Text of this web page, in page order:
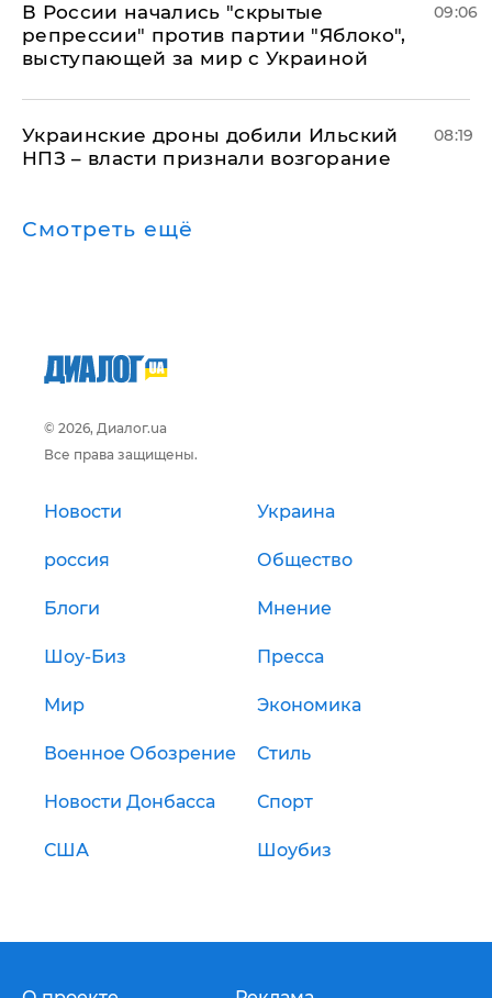
В России начались "скрытые
репрессии" против партии "Яблоко",
выступающей за мир с Украиной
09:06
Украинские дроны добили Ильский
НПЗ – власти признали возгорание
08:19
Смотреть ещё
© 2026, Диалог.ua
Все права защищены.
Новости Украина
россия Общество
Блоги Мнение
Шоу-Биз Пресса
Мир Экономика
Военное Обозрение Стиль
Новости Донбасса Спорт
США Шоубиз